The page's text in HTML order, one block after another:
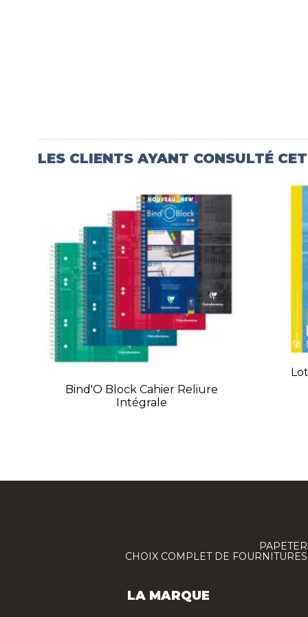
LES CLIENTS AYANT CONSULTÉ
Bind'O Block Cahier Reliure
Intégrale
CHOIX COMPLET DE
LA MARQUE